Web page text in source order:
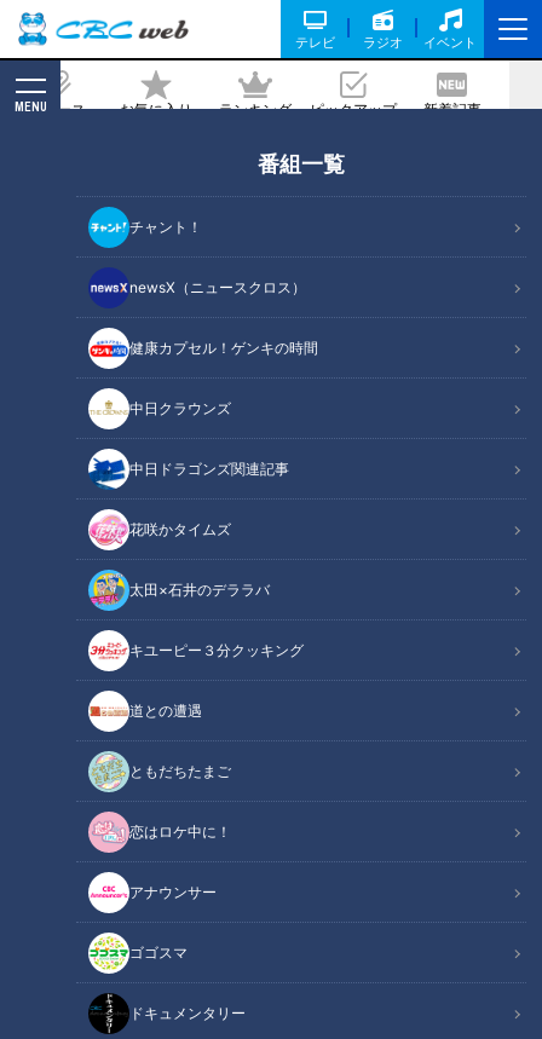
テレビ ラジオ イベント
ニュース お気に入り ランキング ピックアップ 新着記事
MENU
番組一覧
チャント！
newsX（ニュースクロス）
健康カプセル！ゲンキの時間
中日クラウンズ
中日ドラゴンズ関連記事
花咲かタイムズ
太田×石井のデララバ
キユーピー３分クッキング
道との遭遇
ともだちたまご
恋はロケ中に！
アナウンサー
ゴゴスマ
ドキュメンタリー
た“新しい”日本酒「とらじの唄」
2024/02/28 16:00
チャント！
近藤サトのジモト応援団